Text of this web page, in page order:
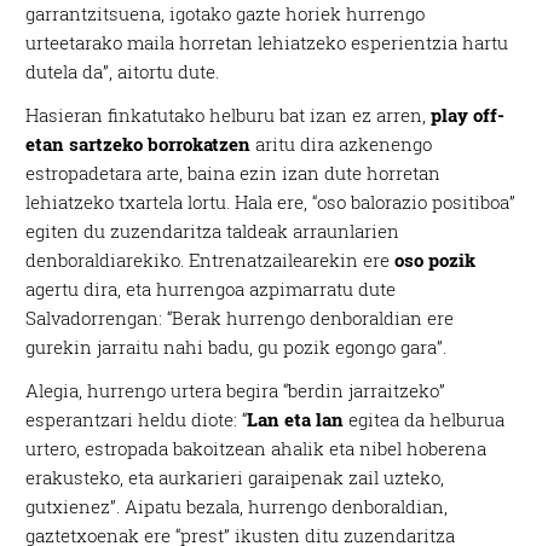
garrantzitsuena, igotako gazte horiek hurrengo
urteetarako maila horretan lehiatzeko esperientzia hartu
dutela da”, aitortu dute.
Hasieran finkatutako helburu bat izan ez arren,play off-
etan sartzeko borrokatzen aritu dira azkenengo
estropadetara arte, baina ezin izan dute horretan
lehiatzeko txartela lortu. Hala ere, “oso balorazio positiboa”
egiten du zuzendaritza taldeak arraunlarien
denboraldiarekiko. Entrenatzailearekin ereoso pozik
agertu dira, eta hurrengoa azpimarratu dute
Salvadorrengan: “Berak hurrengo denboraldian ere
gurekin jarraitu nahi badu, gu pozik egongo gara”.
Alegia, hurrengo urtera begira “berdin jarraitzeko”
esperantzari heldu diote: “Lan eta lan egitea da helburua
urtero, estropada bakoitzean ahalik eta nibel hoberena
erakusteko, eta aurkarieri garaipenak zail uzteko,
gutxienez”. Aipatu bezala, hurrengo denboraldian,
gaztetxoenak ere “prest” ikusten ditu zuzendaritza